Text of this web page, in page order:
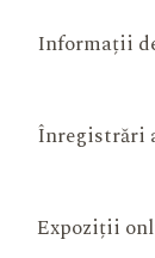
Informații
Înregistrări
Expoziții